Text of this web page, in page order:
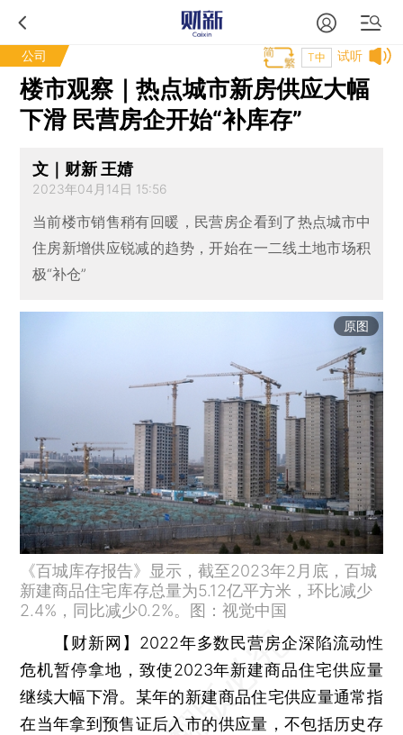
公司 试听
T中
楼市观察｜热点城市新房供应大幅
下滑 民营房企开始“补库存”
文｜财新 王婧
2023年04月14日 15:56
当前楼市销售稍有回暖，民营房企看到了热点城市中
住房新增供应锐减的趋势，开始在一二线土地市场积
极“补仓”
原图
《百城库存报告》显示，截至2023年2月底，百城
新建商品住宅库存总量为5.12亿平方米，环比减少
2.4%，同比减少0.2%。图：视觉中国
【财新网】 2022年多数民营房企深陷流动性
危机暂停拿地，致使2023年新建商品住宅供应量
继续大幅下滑。某年的新建商品住宅供应量通常指
在当年拿到预售证后入市的供应量，不包括历史存